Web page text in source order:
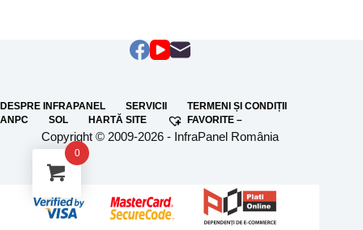
DESPRE INFRAPANEL SERVICII
TERMENI ȘI CONDIȚII
ANPC
SOL HARTĂ SITE FAVORITE –
Copyright © 2009-2026 - InfraPanel România
0